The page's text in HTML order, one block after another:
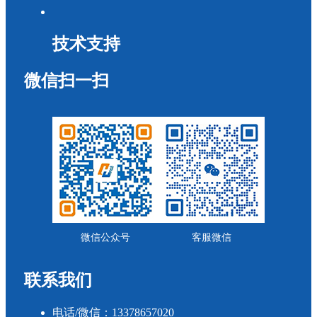
技术支持
微信扫一扫
微信公众号 客服微信
联系我们
电话/微信：13378657020